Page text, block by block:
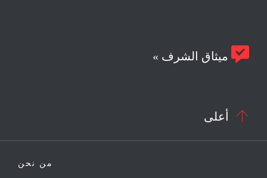
 ميثاق الشرف »
 أعلى
من نحن